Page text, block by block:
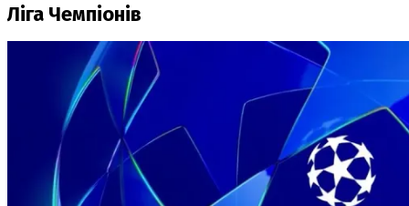
Ліга Чемпіонів